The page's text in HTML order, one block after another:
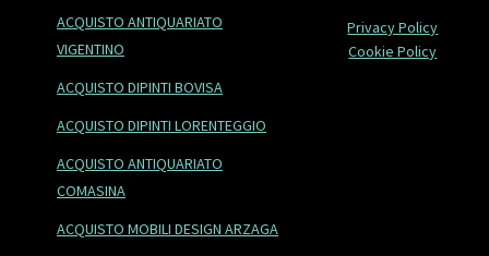
ACQUISTO ANTIQUARIATO
VIGENTINO
ACQUISTO DIPINTI BOVISA
ACQUISTO DIPINTI LORENTEGGIO
ACQUISTO ANTIQUARIATO
COMASINA
ACQUISTO MOBILI DESIGN ARZAGA
Privacy Policy
Cookie Policy